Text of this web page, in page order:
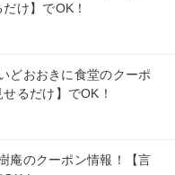
け】でOK！
どおおきに食堂のクーポ
るだけ】でOK！
庵のクーポン情報！【言